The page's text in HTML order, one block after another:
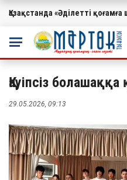
МАҢЫЗДЫ
Қазақстанда «Әділетті
Қауіпсіз
29.05.2026, 09:13